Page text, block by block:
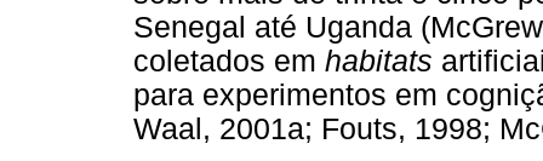
Senegal até Uganda
coletados em habitats
para experimentos em
Waal, 2001a; Fouts, 1998;